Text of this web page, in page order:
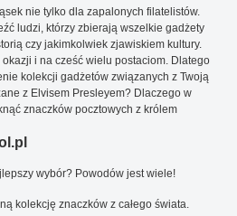
nie tylko dla zapalonych filatelistów.
ludzi, którzy zbierają wszelkie gadżety
czy jakimkolwiek zjawiskiem kultury.
i na cześć wielu postaciom. Dlatego
kolekcji gadżetów związanych z Twoją
z Elvisem Presleyem? Dlaczego w
znaczków pocztowych z królem
wybór? Powodów jest wiele!
kolekcję znaczków z całego świata.